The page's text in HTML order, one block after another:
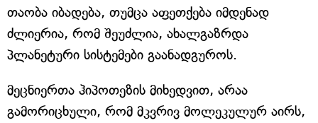
თაობა იბადება, თუმცა აფეთქება იმდენად
ძლიერია, რომ შეუძლია, ახალგაზრდა
პლანეტური სისტემები გაანადგუროს.
მეცნიერთა ჰიპოთეზის მიხედვით, არაა
გამორიცხული, რომ მკვრივ მოლეკულურ აირს,